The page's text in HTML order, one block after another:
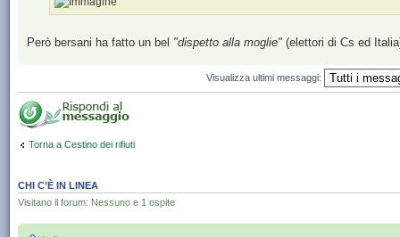
Però bersani ha fatto un bel "dispetto alla moglie" (elettori di Cs ed
Visualizza ultimi messaggi:
Torna a Cestino dei rifiuti
CHI C’È IN LINEA
Visitano il forum: Nessuno e 1 ospite